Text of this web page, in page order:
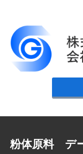
粉体原料 デ